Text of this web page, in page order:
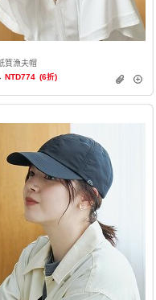
質漁夫帽
NTD774 (6折)